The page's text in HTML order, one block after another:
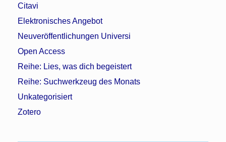
Citavi
Elektronisches Angebot
Neuveröffentlichungen Universi
Open Access
Reihe: Lies, was dich begeistert
Reihe: Suchwerkzeug des Monats
Unkategorisiert
Zotero